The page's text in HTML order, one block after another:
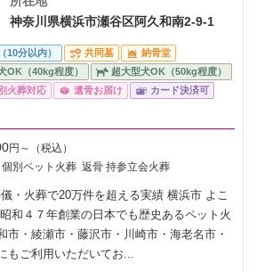
神奈川県横浜市瀬谷区阿久和南2-9-1
10分以内） 共同墓
納骨堂
OK（40kg程度）
超大型犬OK（50kg程度）
火葬対応 遺骨お届け
カード決済可
円～（税込）
別ペット火葬 返骨 持参立会火葬
・火葬で20万件を超える実績 横浜市 よこ
和４７年創業の日本でも歴史あるペット火
市・綾瀬市・藤沢市・川崎市・海老名市・
もご利用いただいてお...